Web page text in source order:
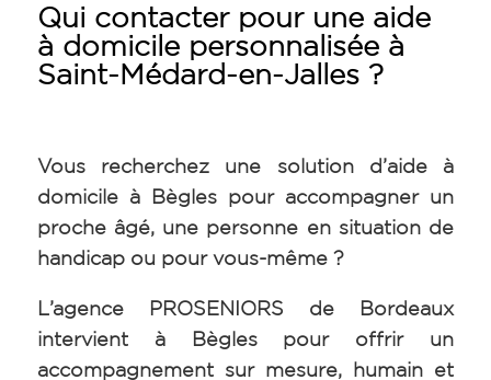
Qui contacter pour une aide
à domicile personnalisée à
Saint-Médard-en-Jalles ?
Vous recherchez une solution d’aide à
domicile à Bègles pour accompagner un
proche âgé, une personne en situation de
handicap ou pour vous-même ?
L’agence PROSENIORS de Bordeaux
intervient à Bègles pour offrir un
accompagnement sur mesure, humain et